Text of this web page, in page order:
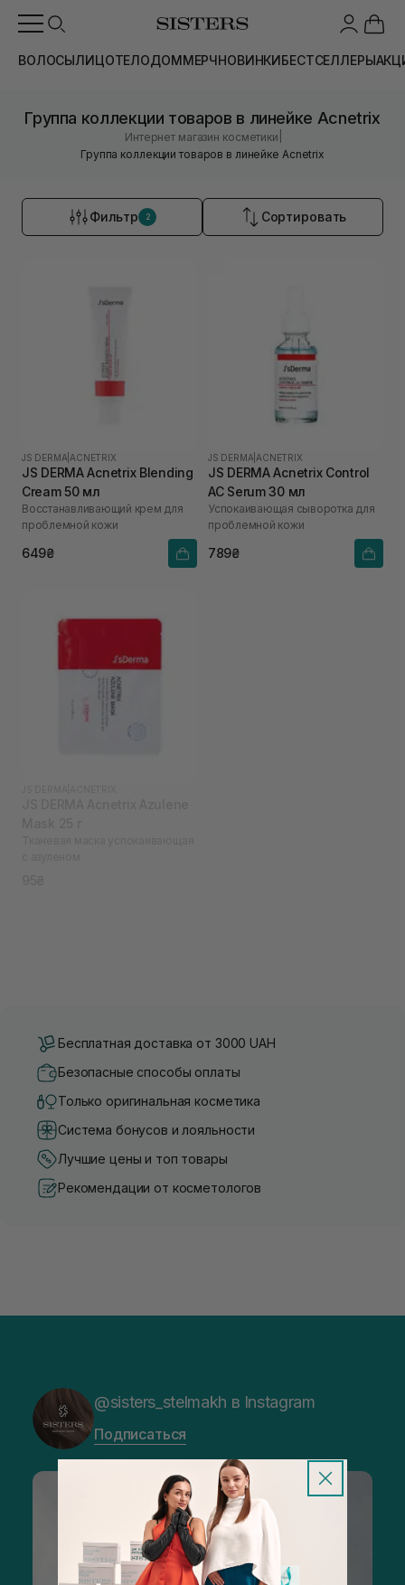
ВОЛОСЫЛИЦОТЕЛОДОММЕРЧНОВИНКИБЕСТСЕЛЛЕРЫ
Группа коллекции товаров в линейке Acnetrix
Интернет магазин косметики
Группа коллекции товаров в линейке Acnetrix
Фильтр 2 Сортировать
JS DERMA ACNETRIX
JS DERMA Acnetrix Blending
Cream 50 мл
Восстанавливающий крем для
проблемной кожи
649₴
JS DERMA ACNETRIX
JS DERMA Acnetrix Control
AC Serum 30 мл
Успокаивающая сыворотка для
проблемной кожи
789₴
Бесплатная доставка от 3000 UAH
Безопасные способы оплаты
Только оригинальная косметика
Система бонусов и лояльности
Лучшие цены и топ товары
Рекомендации от косметологов
@sisters_stelmakh в Instagram
Подписаться